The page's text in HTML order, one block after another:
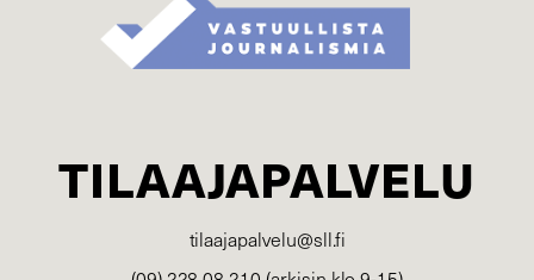
TILAAJAPALVELU
tilaajapalvelu@sll.fi